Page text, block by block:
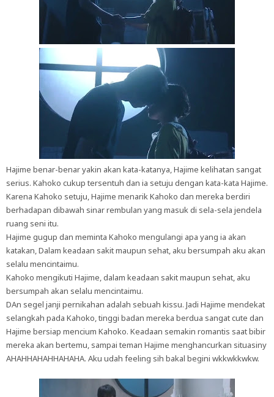
Hajime benar-benar yakin akan kata-katanya, Hajime kelihatan sangat
serius. Kahoko cukup tersentuh dan ia setuju dengan kata-kata Hajime.
Karena Kahoko setuju, Hajime menarik Kahoko dan mereka berdiri
berhadapan dibawah sinar rembulan yang masuk di sela-sela jendela
ruang seni itu.
Hajime gugup dan meminta Kahoko mengulangi apa yang ia akan
katakan, Dalam keadaan sakit maupun sehat, aku bersumpah aku akan
selalu mencintaimu.
Kahoko mengikuti Hajime, dalam keadaan sakit maupun sehat, aku
bersumpah akan selalu mencintaimu.
DAn segel janji pernikahan adalah sebuah kissu. Jadi Hajime mendekat
selangkah pada Kahoko, tinggi badan mereka berdua sangat cute dan
Hajime bersiap mencium Kahoko. Keadaan semakin romantis saat bibir
mereka akan bertemu, sampai teman Hajime menghancurkan situasiny
AHAHHAHAHHAHAHA. Aku udah feeling sih bakal begini wkkwkkwkw.